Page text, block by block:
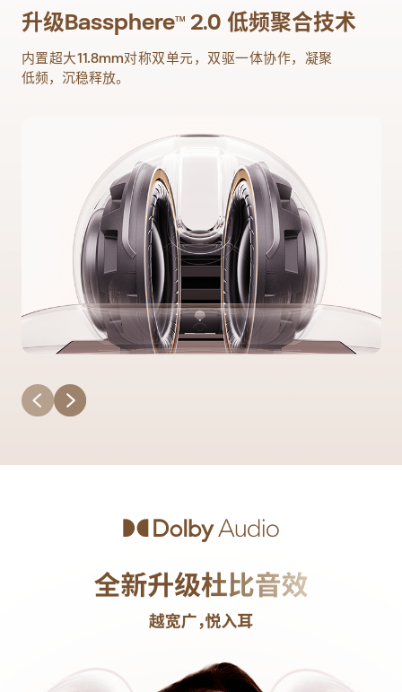
升级BassphereTM2.0 低频聚合技术
内置超大11.8mm对称双单元，双驱一体协作，凝聚
低频，沉稳释放。